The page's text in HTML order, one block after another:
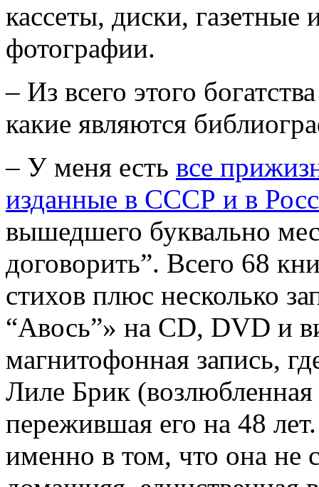
кассеты, диски,
фотографии.
– Из всего этого
какие являются
– У меня есть все
изданные в СССР и в
вышедшего буквально
договорить”. Всего 68
стихов плюс несколько
“Авось”» на CD, DVD и
магнитофонная запись,
Лиле Брик
пережившая его на 48
именно в том, что она не